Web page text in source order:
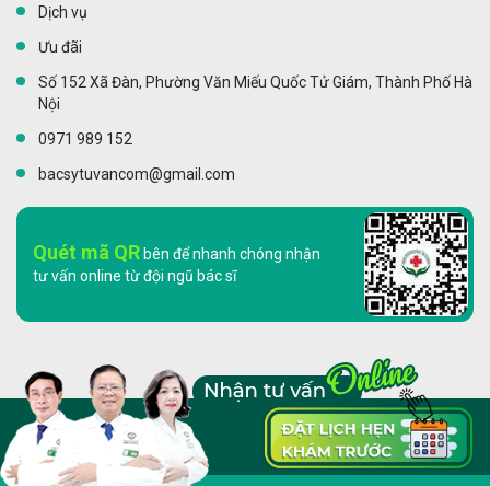
Dịch vụ
Ưu đãi
Số 152 Xã Đàn, Phường Văn Miếu Quốc Tử Giám, Thành Phố Hà
Nội
0971 989 152
bacsytuvancom@gmail.com
Quét mã QR bên để nhanh chóng nhận
tư vấn online từ đội ngũ bác sĩ